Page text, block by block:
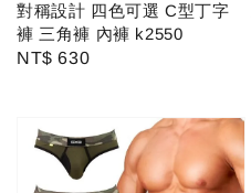
對稱設計 四色可選 C型丁字
褲 三角褲 內褲 k2550
Regular
NT$ 630